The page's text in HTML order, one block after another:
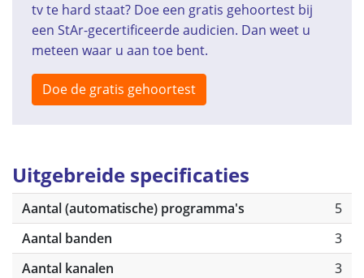
tv te hard staat? Doe een gratis gehoortest bij
een StAr-gecertificeerde audicien. Dan weet u
meteen waar u aan toe bent.
Doe de gratis gehoortest
Uitgebreide specificaties
Aantal (automatische) programma's
5
Aantal banden
3
Aantal kanalen
3